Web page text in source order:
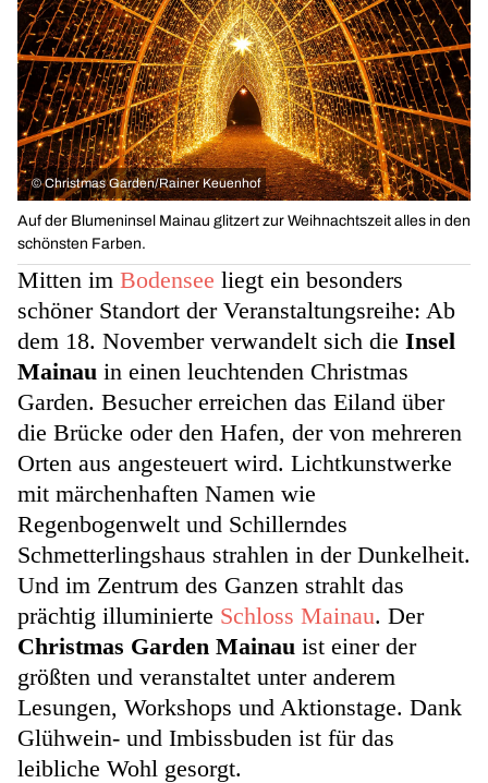
© Christmas Garden/Rainer Keuenhof
Auf der Blumeninsel Mainau glitzert zur Weihnachtszeit alles in den
schönsten Farben.
Mitten im Bodensee liegt ein besonders
schöner Standort der Veranstaltungsreihe: Ab
dem 18. November verwandelt sich die Insel
Mainau in einen leuchtenden Christmas
Garden. Besucher erreichen das Eiland über
die Brücke oder den Hafen, der von mehreren
Orten aus angesteuert wird. Lichtkunstwerke
mit märchenhaften Namen wie
Regenbogenwelt und Schillerndes
Schmetterlingshaus strahlen in der Dunkelheit.
Und im Zentrum des Ganzen strahlt das
prächtig illuminierte Schloss Mainau. Der
Christmas Garden Mainau ist einer der
größten und veranstaltet unter anderem
Lesungen, Workshops und Aktionstage. Dank
Glühwein- und Imbissbuden ist für das
leibliche Wohl gesorgt.